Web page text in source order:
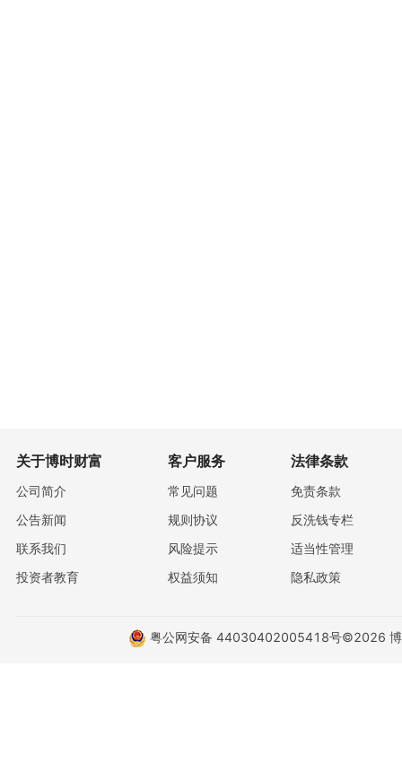
关于博时财富
公司简介
公告新闻
联系我们
投资者教育
客户服务
常见问题
规则协议
风险提示
权益须知
法律条款
免责条款
反洗钱专栏
适当性管理
隐私政策
粤公网安备 44030402005418号©2026 博